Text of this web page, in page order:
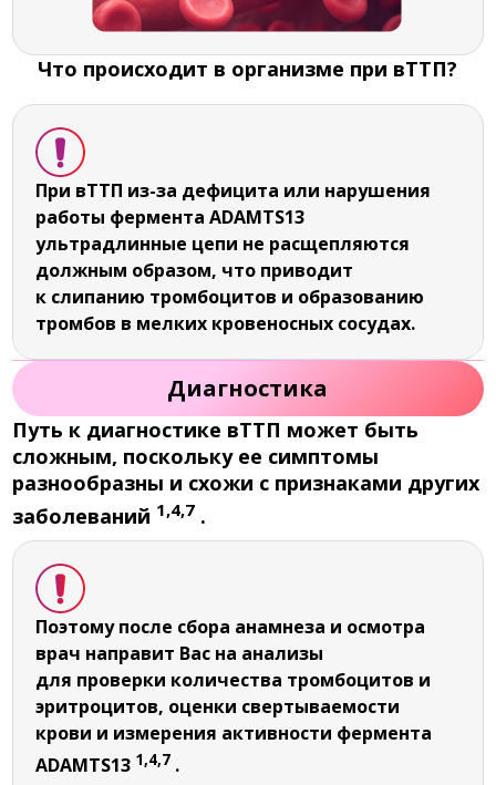
Что происходит в организме при вТТП?
При вТТП из-за дефицита или нарушения
работы фермента ADAMTS13
ультрадлинные цепи не расщепляются
должным образом, что приводит
к слипанию тромбоцитов и образованию
тромбов в мелких кровеносных сосудах.
Диагностика
Путь к диагностике вТТП может быть
сложным, поскольку ее симптомы
разнообразны и схожи с признаками других
заболеваний 1,4,7 .
Поэтому после сбора анамнеза и осмотра
врач направит Вас на анализы
для проверки количества тромбоцитов и
эритроцитов, оценки свертываемости
крови и измерения активности фермента
ADAMTS13 1,4,7 .